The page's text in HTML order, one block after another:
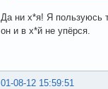
Да ни х*я! Я пользуюсь
он и в х*й не упёрся.
01-08-12 15:59:51